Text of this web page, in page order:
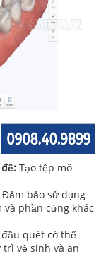
Tạo tệp mô
Đảm bảo sử dụng
phần cứng khác
quét có thể
vệ sinh và an